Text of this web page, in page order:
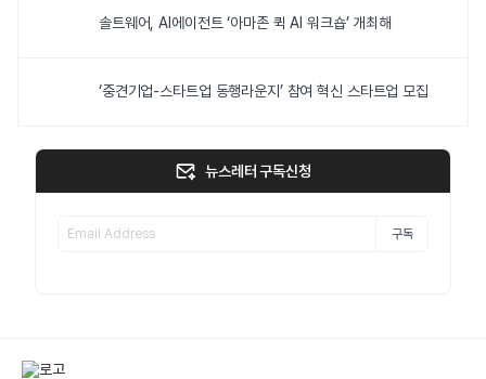
솔트웨어, AI에이전트 ‘아마존 퀵 AI 워크숍’ 개최해
‘중견기업-스타트업 동행라운지’ 참여 혁신 스타트업 모집
뉴스레터 구독신청
구독